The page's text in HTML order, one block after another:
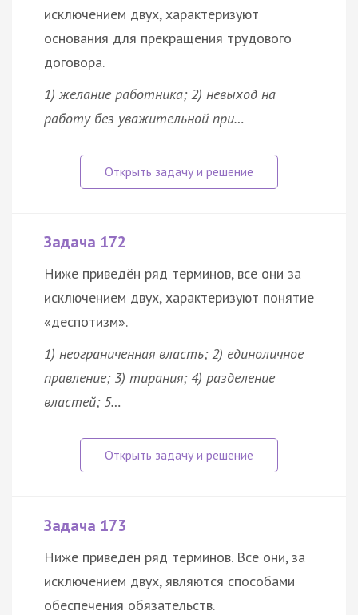
исключением двух, характеризуют
основания для прекращения трудового
договора.
1) желание работника; 2) невыход на
работу без уважительной при…
Задача 172
Ниже приведён ряд терминов, все они за
исключением двух, характеризуют понятие
«деспотизм».
1) неограниченная власть; 2) единоличное
правление; 3) тирания; 4) разделение
властей; 5…
Задача 173
Ниже приведён ряд терминов. Все они, за
исключением двух, являются способами
обеспечения обязательств.